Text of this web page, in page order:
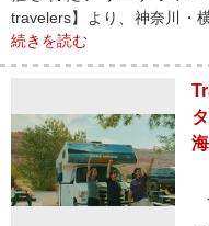
travelers】より、神奈川・
続きを読む